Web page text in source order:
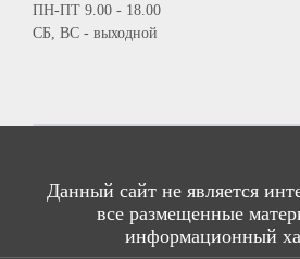
ПН-ПТ 9.00 - 18.00
СБ, ВС - выходной
Данный сайт не является
все размещенные
информационный